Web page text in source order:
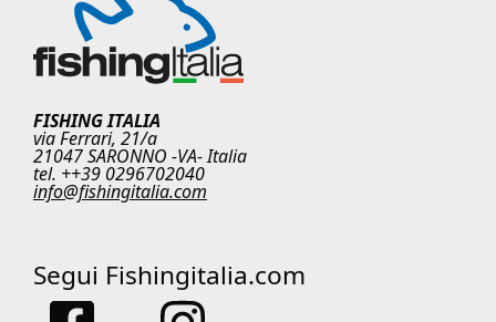
FISHING ITALIA
via Ferrari, 21/a
21047 SARONNO -VA- Italia
tel. ++39 0296702040
info@fishingitalia.com
Segui Fishingitalia.com